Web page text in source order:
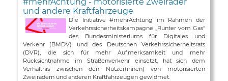
und andere Kraftfahrzeuge
Die Initiative #mehrAchtung im Rahmen der
Verkehrssicherheitskampagne „Runter vom Gas“
des Bundesministeriums für Digitales und
Verkehr (BMDV) und des Deutschen Verkehrssicherheitsrats
(DVR), die sich für mehr Aufmerksamkeit und mehr
Rücksichtnahme im Straßenverkehr einsetzt, hat sich dem
Verhältnis zwischen den Nutzer(innen) von motorisierten
Zweirädern und anderen Kraftfahrzeugen gewidmet.